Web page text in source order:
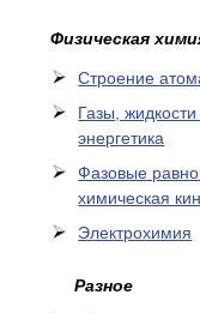
Физическая
Cтроение
Газы,
энергетика
Фазовые
химическая
Электрохимия
Разное